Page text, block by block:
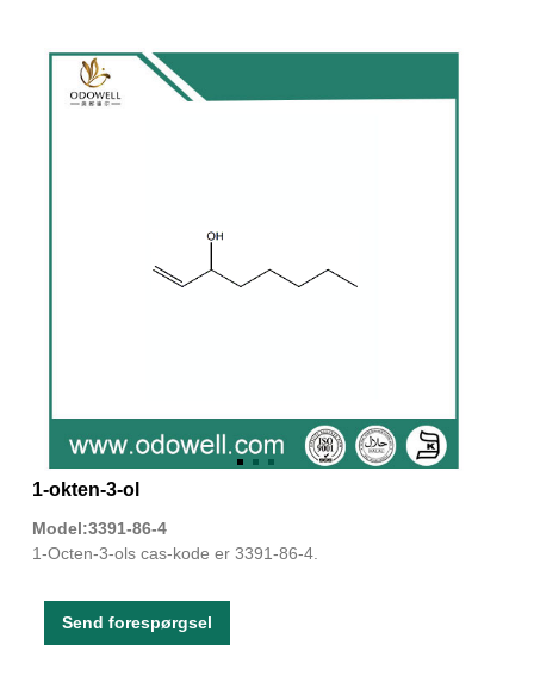
1-okten-3-ol
Model:3391-86-4
1-Octen-3-ols cas-kode er 3391-86-4.
Send forespørgsel